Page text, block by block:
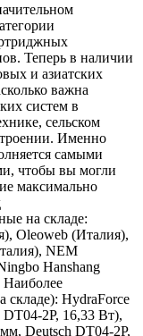
Теперь в наличии
и азиатских
важна
систем в
сельском
Именно
самыми
чтобы вы могли
максимально
на складе:
Oleoweb (Италия),
NEM
Hanshang
складе): HydraForce
2P, 16,33 Вт),
Deutsch DT04-2P,